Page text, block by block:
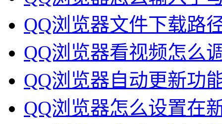
QQ浏览器文件下载路
QQ浏览器看视频怎么
QQ浏览器自动更新功
QQ浏览器怎么设置在